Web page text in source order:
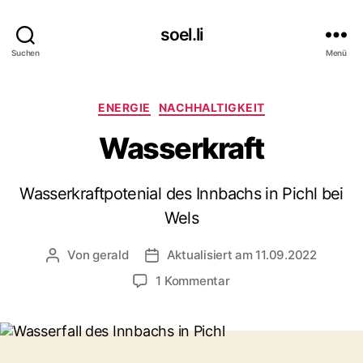
Suchen
soel.li
Menü
Kategorien
ENERGIE NACHHALTIGKEIT
Wasserkraft
Wasserkraftpotenial des Innbachs in Pichl bei
Wels
Beitragsautor
Vongerald Beitragsdatum
Aktualisiert am 11.09.2022
1 Kommentarzu